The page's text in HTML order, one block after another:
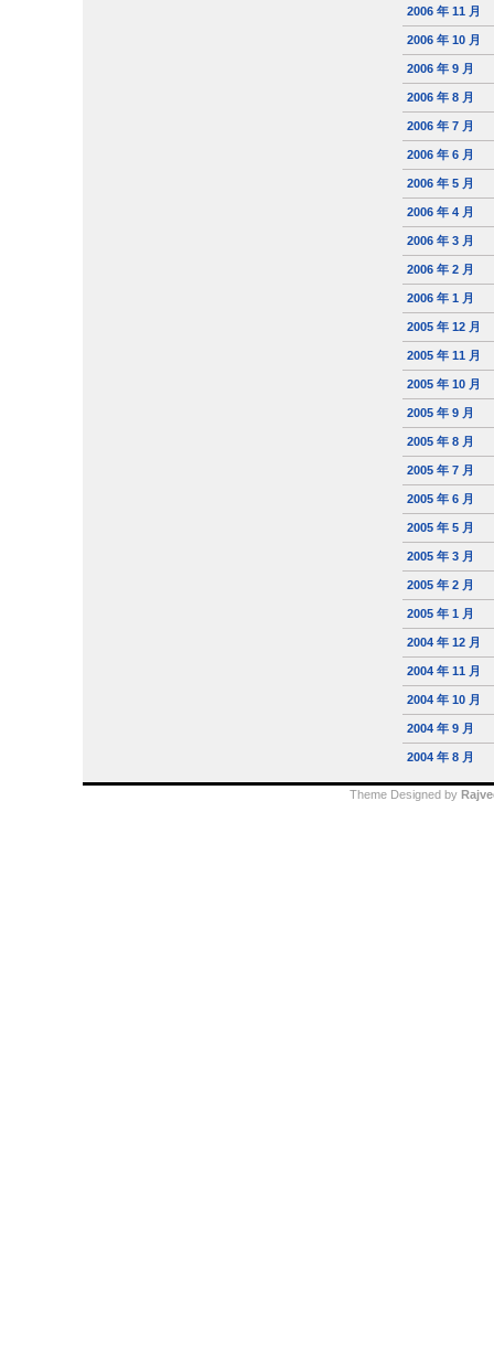
2006 年 11 月
2006 年 10 月
2006 年 9 月
2006 年 8 月
2006 年 7 月
2006 年 6 月
2006 年 5 月
2006 年 4 月
2006 年 3 月
2006 年 2 月
2006 年 1 月
2005 年 12 月
2005 年 11 月
2005 年 10 月
2005 年 9 月
2005 年 8 月
2005 年 7 月
2005 年 6 月
2005 年 5 月
2005 年 3 月
2005 年 2 月
2005 年 1 月
2004 年 12 月
2004 年 11 月
2004 年 10 月
2004 年 9 月
2004 年 8 月
Theme Designed by